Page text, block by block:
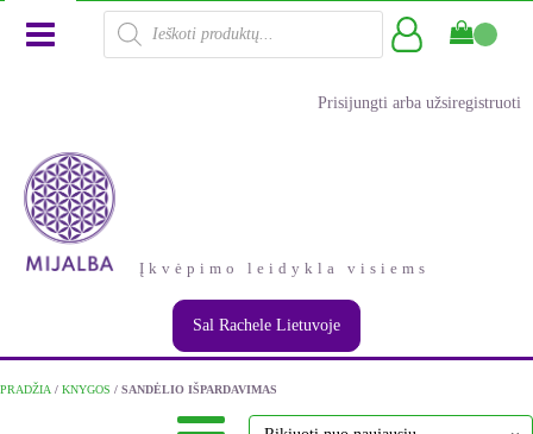
Products
search
Prisijungti arba užsiregistruoti
Įkvėpimo leidykla visiems
Sal Rachele Lietuvoje
PRADŽIA / KNYGOS / SANDĖLIO IŠPARDAVIMAS